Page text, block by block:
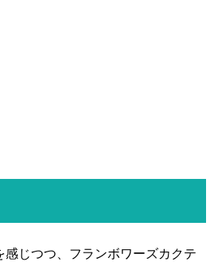
じつつ、フランボワーズカクテ